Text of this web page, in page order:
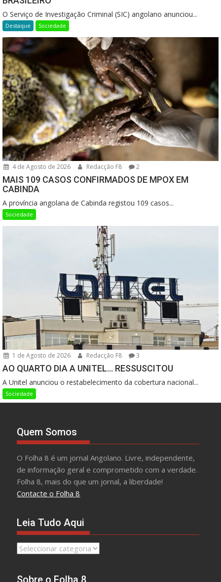
O Serviço de Investigação Criminal (SIC) angolano anunciou...
Destaque Sociedade
4 de Agosto de 2026 Redacção F8 2
MAIS 109 CASOS CONFIRMADOS DE MPOX EM
CABINDA
A província angolana de Cabinda registou 109 casos...
Sociedade
1 de Agosto de 2026 Redacção F8 3
AO QUARTO DIA A UNITEL… RESSUSCITOU
A Unitel anunciou o restabelecimento da cobertura nacional...
Sociedade
Quem Somos
O Folha 8 é um jornal Angolano. Livre, independente,
de informação geral e comprometido com a verdade.
Folha 8, mais do que um jornal, a liberdade!
Contacte o Folha 8
Leia Tudo Aqui
Leia
Sobre o Folha 8